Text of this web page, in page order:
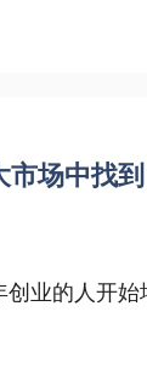
场中找
业的人开